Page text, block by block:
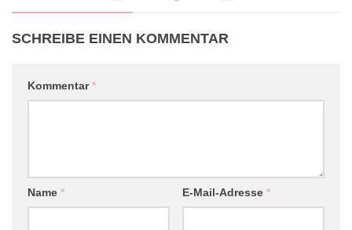
SCHREIBE EINEN KOMMENTAR
Kommentar*
Name * E-Mail-Adresse *